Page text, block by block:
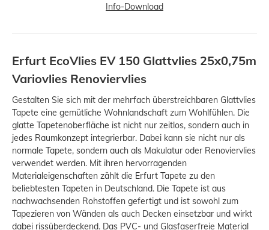
Info-Download
Erfurt EcoVlies EV 150 Glattvlies 25x0,75m
Variovlies Renoviervlies
Gestalten Sie sich mit der mehrfach überstreichbaren Glattvlies
Tapete eine gemütliche Wohnlandschaft zum Wohlfühlen. Die
glatte Tapetenoberfläche ist nicht nur zeitlos, sondern auch in
jedes Raumkonzept integrierbar. Dabei kann sie nicht nur als
normale Tapete, sondern auch als Makulatur oder Renoviervlies
verwendet werden. Mit ihren hervorragenden
Materialeigenschaften zählt die Erfurt Tapete zu den
beliebtesten Tapeten in Deutschland. Die Tapete ist aus
nachwachsenden Rohstoffen gefertigt und ist sowohl zum
Tapezieren von Wänden als auch Decken einsetzbar und wirkt
dabei rissüberdeckend. Das PVC- und Glasfaserfreie Material